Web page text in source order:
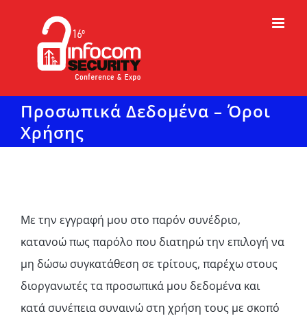
περιεχόμενο
Προσωπικά Δεδομένα – Όροι
Χρήσης
Με την εγγραφή μου στο παρόν συνέδριο,
κατανοώ πως παρόλο που διατηρώ την επιλογή να
μη δώσω συγκατάθεση σε τρίτους, παρέχω στους
διοργανωτές τα προσωπικά μου δεδομένα και
κατά συνέπεια συναινώ στη χρήση τους με σκοπό